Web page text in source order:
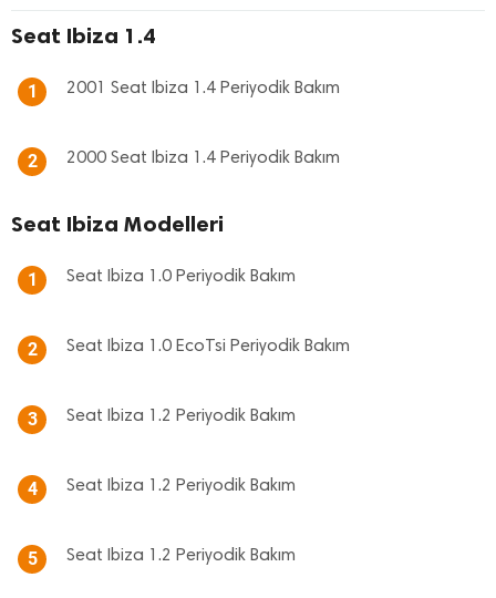
Seat Ibiza 1.4
1 2001 Seat Ibiza 1.4 Periyodik Bakım
2 2000 Seat Ibiza 1.4 Periyodik Bakım
Seat Ibiza Modelleri
1 Seat Ibiza 1.0 Periyodik Bakım
2 Seat Ibiza 1.0 EcoTsi Periyodik Bakım
3 Seat Ibiza 1.2 Periyodik Bakım
4 Seat Ibiza 1.2 Periyodik Bakım
5 Seat Ibiza 1.2 Periyodik Bakım